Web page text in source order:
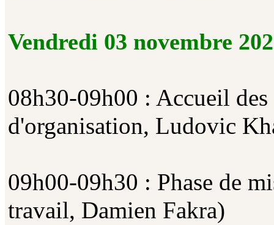
Vendredi 03 novembre
08h30-09h00 : Accueil
d'organisation, Ludovic
09h00-09h30 : Phase de
travail, Damien Fakra)